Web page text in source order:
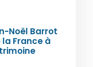
Noël Barrot
France à